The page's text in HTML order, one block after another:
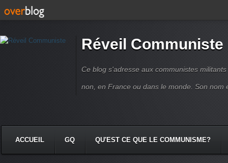
Réveil Communiste
Ce blog s'adresse aux communistes
non, en France ou dans le monde. Son nom
ACCUEIL GQ QU'EST CE QUE LE COMMUNISME?